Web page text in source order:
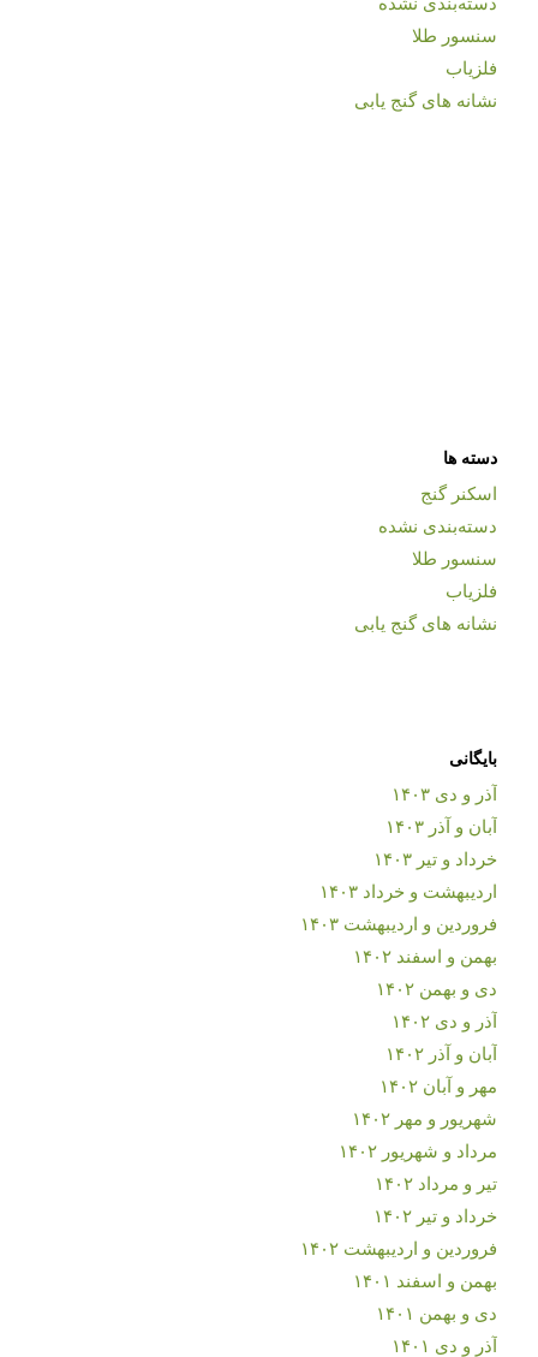
سنسور طلا
فلزیاب
نشانه های گنج یابی
دسته ها
اسکنر گنج
دسته‌بندی نشده
سنسور طلا
فلزیاب
نشانه های گنج یابی
بایگانی
آذر و دی ۱۴۰۳
آبان و آذر ۱۴۰۳
خرداد و تیر ۱۴۰۳
اردیبهشت و خرداد ۱۴۰۳
فروردین و اردیبهشت ۱۴۰۳
بهمن و اسفند ۱۴۰۲
دی و بهمن ۱۴۰۲
آذر و دی ۱۴۰۲
آبان و آذر ۱۴۰۲
مهر و آبان ۱۴۰۲
شهریور و مهر ۱۴۰۲
مرداد و شهریور ۱۴۰۲
تیر و مرداد ۱۴۰۲
خرداد و تیر ۱۴۰۲
فروردین و اردیبهشت ۱۴۰۲
بهمن و اسفند ۱۴۰۱
دی و بهمن ۱۴۰۱
آذر و دی ۱۴۰۱